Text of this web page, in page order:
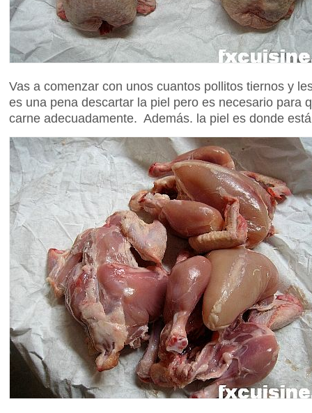
Vas a comenzar con unos cuantos pollitos tiernos y
es una pena descartar la piel pero es necesario para
carne adecuadamente. Además. la piel es donde